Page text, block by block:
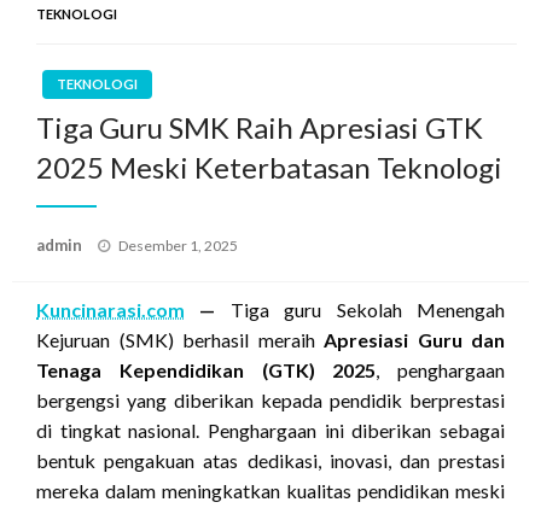
TEKNOLOGI
TEKNOLOGI
Tiga Guru SMK Raih Apresiasi GTK
2025 Meski Keterbatasan Teknologi
admin
Posted
Desember 1, 2025
Kuncinarasi.com — Tiga guru Sekolah Menengah
Kejuruan (SMK) berhasil meraih Apresiasi Guru dan
Tenaga Kependidikan (GTK) 2025, penghargaan
bergengsi yang diberikan kepada pendidik berprestasi
di tingkat nasional. Penghargaan ini diberikan sebagai
bentuk pengakuan atas dedikasi, inovasi, dan prestasi
mereka dalam meningkatkan kualitas pendidikan meski